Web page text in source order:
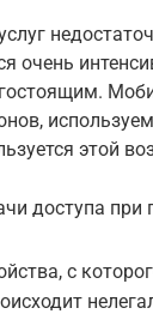
очень
этой
доступа
с